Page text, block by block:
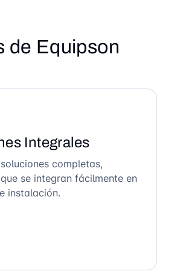
de Equipson
Integrales
completas,
se integran fácilmente en
instalación.